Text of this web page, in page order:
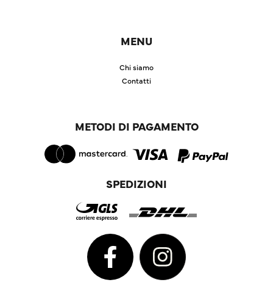
MENU
Chi siamo
Contatti
METODI DI PAGAMENTO
SPEDIZIONI